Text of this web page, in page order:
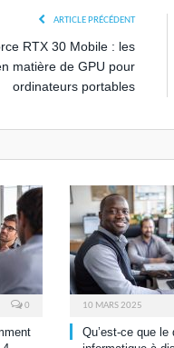
ARTICLE PRÉCÉDENT
RTX 30 Mobile : les
matière de GPU pour
ordinateurs portables
0 10 MARS 2025
Qu’est-ce que le